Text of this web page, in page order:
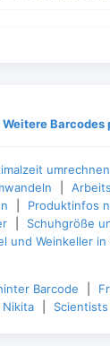
Weitere Barcodes
umrechnen
Produktinfos
Schuhgröße
und Weinkeller in
Barcode
Nikita
Scientists